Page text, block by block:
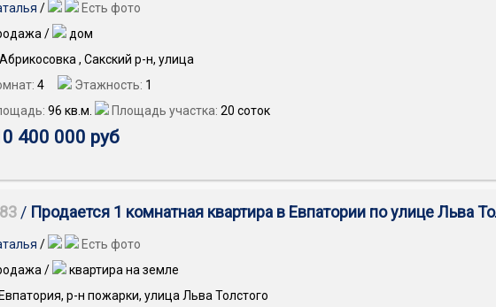
/
Есть фото
/
дом
, Сакский р-н, улица
4 Этажность: 1
96 кв.м. Площадь участка: 20 соток
400 000 руб
/ Продается 1 комнатная квартира в Евпатории по улице Льва
/
Есть фото
/
квартира на земле
р-н пожарки, улица Льва Толстого